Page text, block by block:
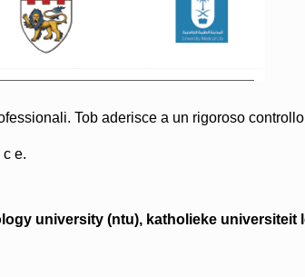
Tob aderisce a un rigoroso
e.
university (ntu), katholieke